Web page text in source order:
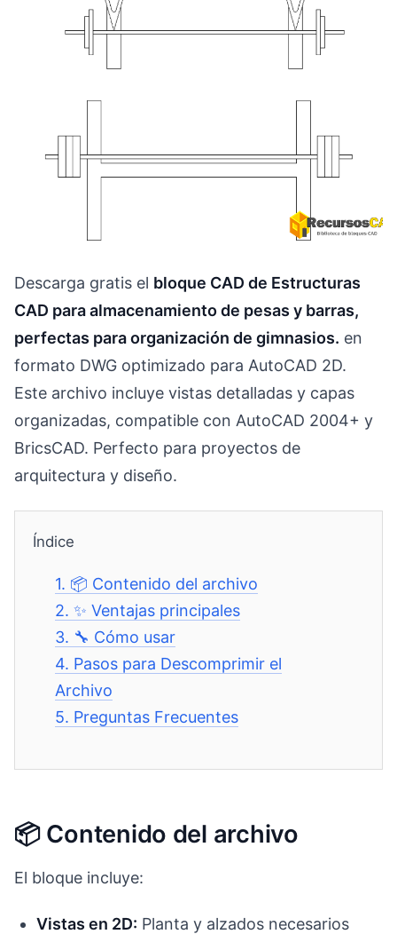
Descarga gratis el bloque CAD de Estructuras
CAD para almacenamiento de pesas y barras,
perfectas para organización de gimnasios. en
formato DWG optimizado para AutoCAD 2D.
Este archivo incluye vistas detalladas y capas
organizadas, compatible con AutoCAD 2004+ y
BricsCAD. Perfecto para proyectos de
arquitectura y diseño.
Índice
1. 📦 Contenido del archivo
2.✨ Ventajas principales
3. 🔧 Cómo usar
4. Pasos para Descomprimir el
Archivo
5. Preguntas Frecuentes
📦 Contenido del archivo
El bloque incluye:
Vistas en 2D: Planta y alzados necesarios